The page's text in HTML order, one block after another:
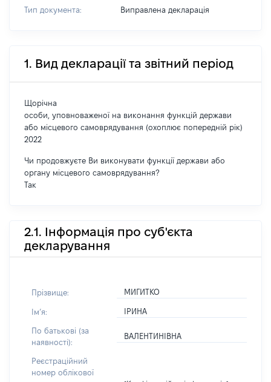
Тип документа: Виправлена декларація
1. Вид декларації та звітний період
Щорічна
особи, уповноваженої на виконання функцій держави
або місцевого самоврядування (охоплює попередній рік)
2022
Чи продовжуєте Ви виконувати функції держави або
органу місцевого самоврядування?
Так
2.1. Інформація про суб'єкта
декларування
Прізвище: МИГИТКО
Імʼя: ІРИНА
По батькові (за
наявності):
ВАЛЕНТИНІВНА
Реєстраційний
номер облікової